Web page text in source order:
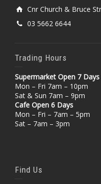
Cnr Church & Bruce
03 5662 6644
Trading Hours
Supermarket Open 7 Days
Mon – Fri 7am – 10pm
Sat & Sun 7am – 9pm
Cafe Open 6 Days
Mon – Fri – 7am – 5pm
Sat – 7am – 3pm
Find Us